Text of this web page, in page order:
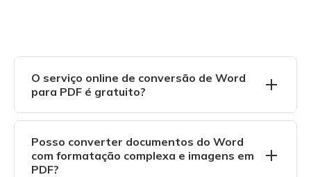
O serviço online de conversão de Word
para PDF é gratuito?
Sim. O conversor online de PDF do SwifDoo permite
que você transforme documentos do Word em PDFs
sem custo.
Posso converter documentos do Word
com formatação complexa e imagens em
PDF?